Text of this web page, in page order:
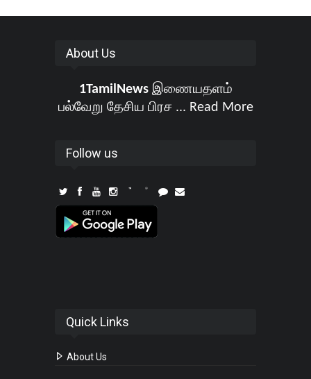
About Us
1TamilNewsஇணையதளம்
பல்வேறு தேசிய பிரச ... Read More
Follow us
Quick Links
About Us